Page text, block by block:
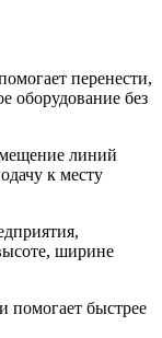
перенести,
оборудование без
линий
к месту
ширине
помогает быстрее